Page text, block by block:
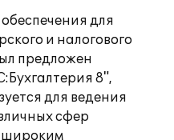
для
и налогового
предложен
8",
для ведения
сфер
широким